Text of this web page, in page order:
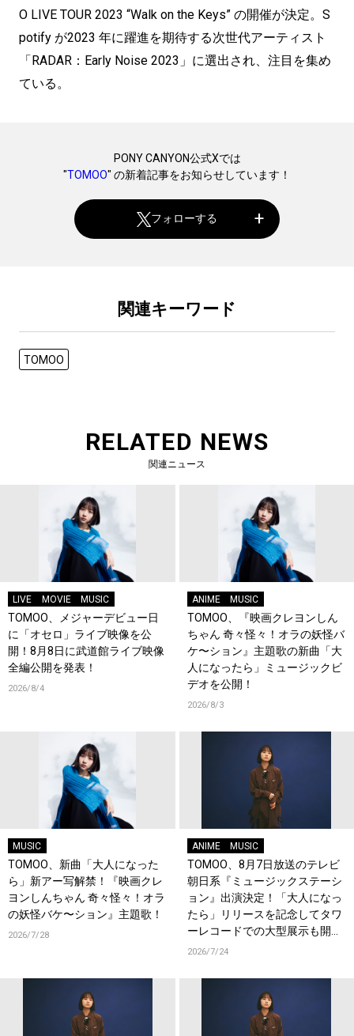
O LIVE TOUR 2023 “Walk on the Keys” の開催が決定。S
potify が2023 年に躍進を期待する次世代アーティスト
「RADAR：Early Noise 2023」に選出され、注目を集め
ている。
PONY CANYON公式Xでは
"TOMOO" の新着記事をお知らせしています！
フォローする
関連キーワード
TOMOO
RELATED NEWS
関連ニュース
LIVE MOVIE MUSIC
TOMOO、メジャーデビュー日
に「オセロ」ライブ映像を公
開！8月8日に武道館ライブ映像
全編公開を発表！
2026/8/4
ANIME MUSIC
TOMOO、『映画クレヨンしん
ちゃん 奇々怪々！オラの妖怪バ
ケ〜ション』主題歌の新曲「大
人になったら」ミュージックビ
デオを公開！
2026/8/3
MUSIC
TOMOO、新曲「大人になった
ら」新アー写解禁！『映画クレ
ヨンしんちゃん 奇々怪々！オラ
の妖怪バケ〜ション』主題歌！
2026/7/28
ANIME MUSIC
TOMOO、8月7日放送のテレビ
朝日系『ミュージックステーシ
ョン』出演決定！「大人になっ
たら」リリースを記念してタワ
ーレコードでの大型展示も開
催！
2026/7/24